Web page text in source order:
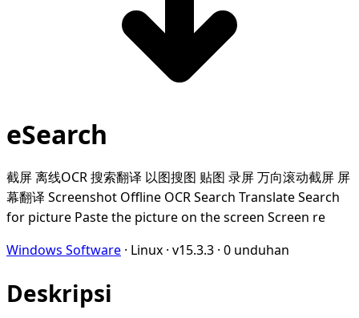
eSearch
截屏 离线OCR 搜索翻译 以图搜图 贴图 录屏 万向滚动截屏 屏
幕翻译 Screenshot Offline OCR Search Translate Search
for picture Paste the picture on the screen Screen re
Windows Software · Linux · v15.3.3 · 0 unduhan
Deskripsi